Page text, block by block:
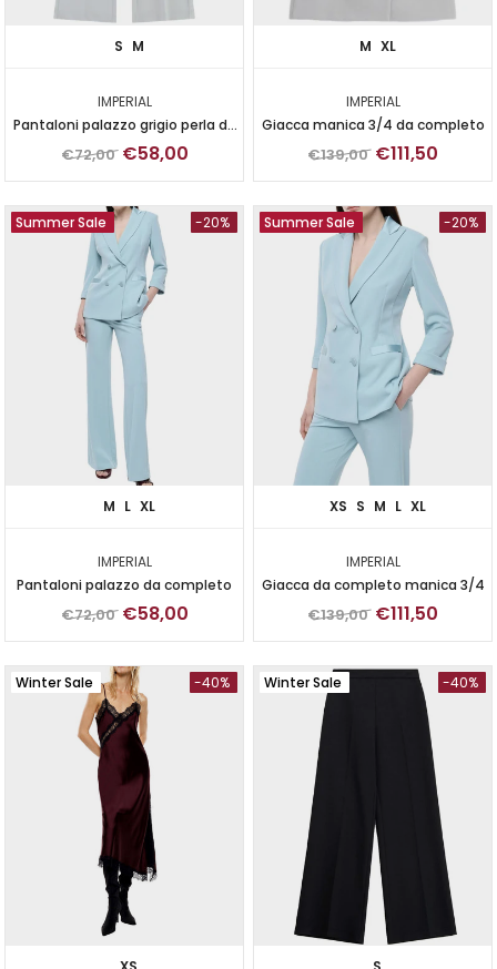
S M
IMPERIAL
Pantaloni palazzo grigio perla da
completo
€72,00 €58,00
M XL
IMPERIAL
Giacca manica 3/4 da completo
€139,00 €111,50
Summer Sale -20%
M L XL
IMPERIAL
Pantaloni palazzo da completo
€72,00 €58,00
Summer Sale -20%
XS S M L XL
IMPERIAL
Giacca da completo manica 3/4
€139,00 €111,50
Winter Sale -40% Winter Sale -40%